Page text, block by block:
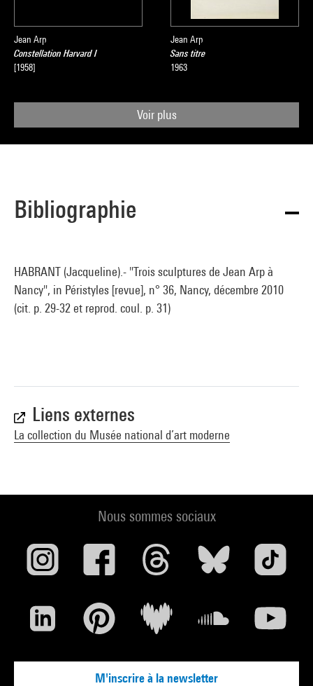
Jean Arp
Constellation Harvard I
[1958]
Jean Arp
Sans titre
1963
Voir plus
Bibliographie
HABRANT (Jacqueline).- "Trois sculptures de Jean Arp à
Nancy", in Péristyles [revue], n° 36, Nancy, décembre 2010
(cit. p. 29-32 et reprod. coul. p. 31)
Liens externes
La collection du Musée national d’art moderne
Nous sommes sociaux
M'inscrire à la newsletter